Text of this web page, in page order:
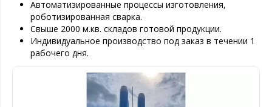
Автоматизированные процессы изготовления,
роботизированная сварка.
Свыше 2000 м.кв. складов готовой продукции.
Индивидуальное производство под заказ в течении 1
рабочего дня.